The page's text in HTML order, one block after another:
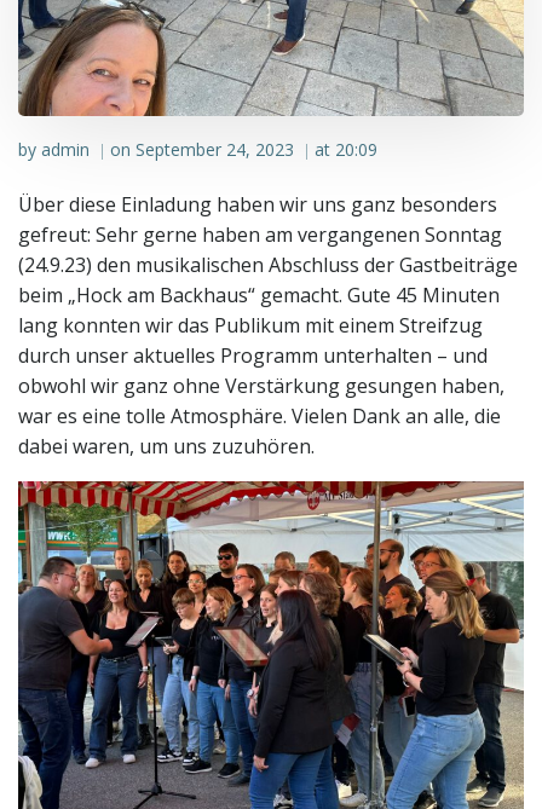
by admin | on September 24, 2023 | at 20:09
Über diese Einladung haben wir uns ganz besonders
gefreut: Sehr gerne haben am vergangenen Sonntag
(24.9.23) den musikalischen Abschluss der Gastbeiträge
beim „Hock am Backhaus“ gemacht. Gute 45 Minuten
lang konnten wir das Publikum mit einem Streifzug
durch unser aktuelles Programm unterhalten – und
obwohl wir ganz ohne Verstärkung gesungen haben,
war es eine tolle Atmosphäre. Vielen Dank an alle, die
dabei waren, um uns zuzuhören.